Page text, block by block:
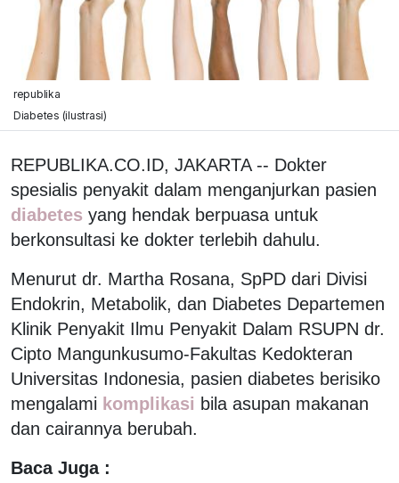
republika
Diabetes (ilustrasi)
REPUBLIKA.CO.ID, JAKARTA -- Dokter
spesialis penyakit dalam menganjurkan pasien
diabetes yang hendak berpuasa untuk
berkonsultasi ke dokter terlebih dahulu.
Menurut dr. Martha Rosana, SpPD dari Divisi
Endokrin, Metabolik, dan Diabetes Departemen
Klinik Penyakit Ilmu Penyakit Dalam RSUPN dr.
Cipto Mangunkusumo-Fakultas Kedokteran
Universitas Indonesia, pasien diabetes berisiko
mengalami komplikasi bila asupan makanan
dan cairannya berubah.
Baca Juga :